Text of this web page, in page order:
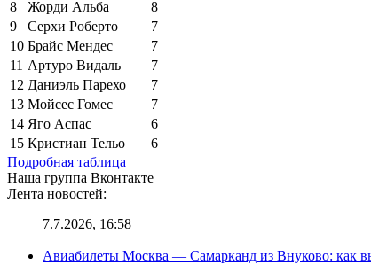
8
Жорди Альба
8
9
Серхи Роберто
7
10 Брайс Мендес
7
11 Артуро Видаль
7
12 Даниэль Парехо
7
13 Мойсес Гомес
7
14 Яго Аспас
6
15 Кристиан Тельо
6
Подробная таблица
Наша группа Вконтакте
Лента новостей:
7.7.2026, 16:58
Авиабилеты Москва — Самарканд из Внуково: как